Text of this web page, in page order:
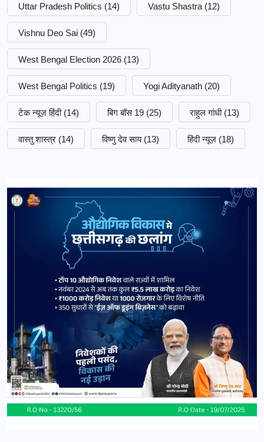
Uttar Pradesh Politics (14) Vastu Shastra (12)
Vishnu Deo Sai (49)
West Bengal Election 2026 (13)
West Bengal Politics (19) Yogi Adityanath (20)
टेक न्यूज़ हिंदी (14) बिग बॉस 19 (25) राहुल गांधी (13)
वास्तु शास्त्र (14) विष्णु देव साय (13) हिंदी न्यूज़ (18)